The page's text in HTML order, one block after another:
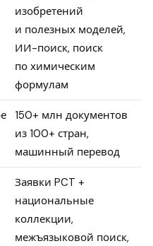
изобретений
и полезных моделей,
ИИ-поиск, поиск
по химическим
формулам
150+ млн документов
из 100+ стран,
машинный перевод
Заявки PCT +
национальные
коллекции,
межъязыковой поиск,